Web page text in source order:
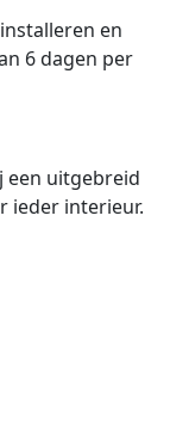
en
6 dagen per
een uitgebreid
ieder interieur.